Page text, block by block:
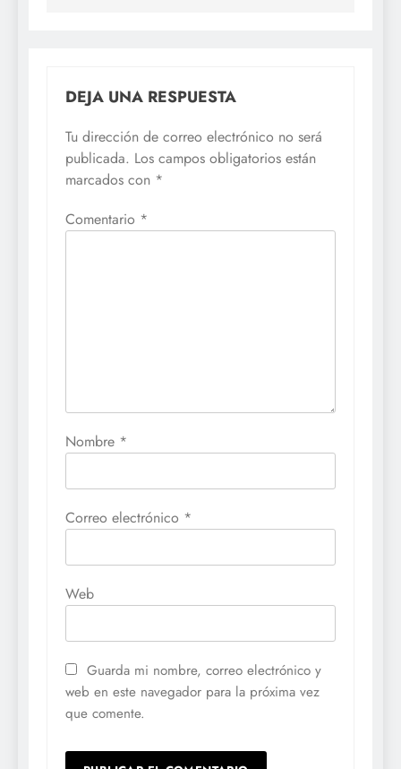
DEJA UNA RESPUESTA
Tu dirección de correo electrónico no será
publicada. Los campos obligatorios están
marcados con *
Comentario *
Nombre *
Correo electrónico *
Web
Guarda mi nombre, correo electrónico y
web en este navegador para la próxima vez
que comente.